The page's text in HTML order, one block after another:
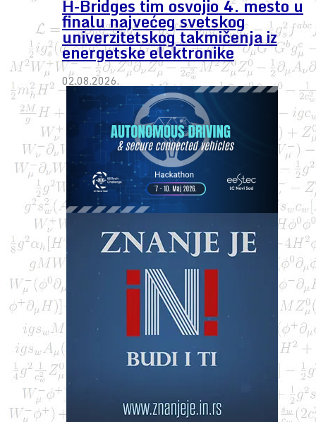
H-Bridges tim osvojio 4. mesto u
finalu najvećeg svetskog
univerzitetskog takmičenja iz
energetske elektronike
02.08.2026.